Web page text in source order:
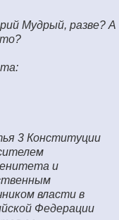
Мудрый, разве? А
3 Конституции
и
власти в
Федерации